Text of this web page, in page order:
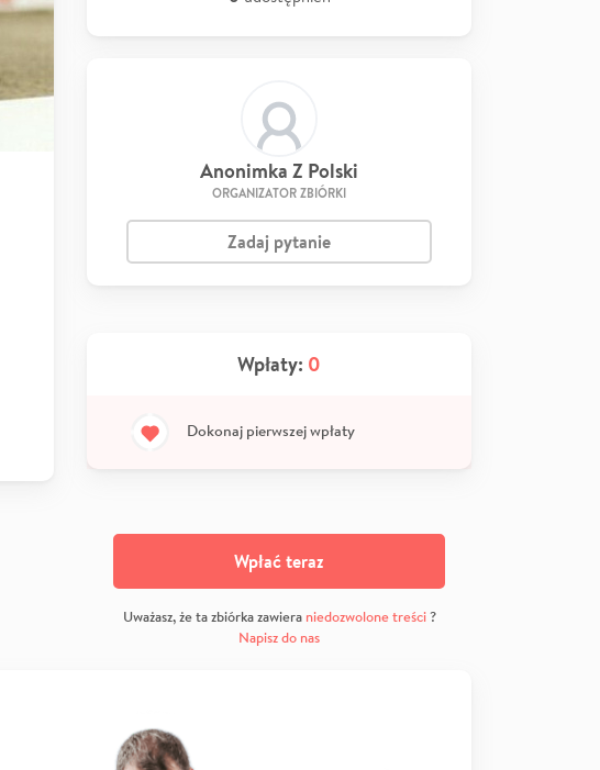
Anonimka Z Polski
ORGANIZATOR ZBIÓRKI
Zadaj pytanie
Wpłaty: 0
Dokonaj pierwszej wpłaty
Wpłać teraz
Uważasz, że ta zbiórka zawiera niedozwolone treści?
Napisz do nas